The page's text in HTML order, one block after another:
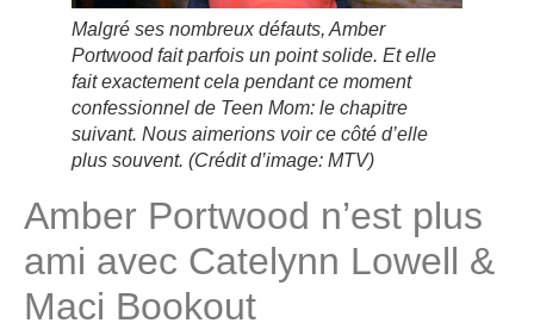
Malgré ses nombreux défauts, Amber
Portwood fait parfois un point solide. Et elle
fait exactement cela pendant ce moment
confessionnel de Teen Mom: le chapitre
suivant. Nous aimerions voir ce côté d’elle
plus souvent. (Crédit d’image: MTV)
Amber Portwood n’est plus
ami avec Catelynn Lowell &
Maci Bookout